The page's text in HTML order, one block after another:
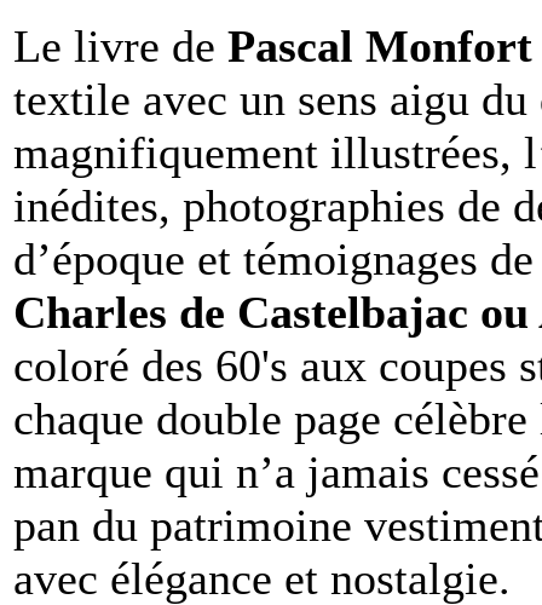
Le livre de Pascal Monfort
textile avec un sens aigu
magnifiquement illustrées,
inédites, photographies de
d’époque et témoignages
Charles de Castelbajac
coloré des 60's aux coupes
chaque double page
marque qui n’a jamais
pan du patrimoine
avec élégance et nostalgie.